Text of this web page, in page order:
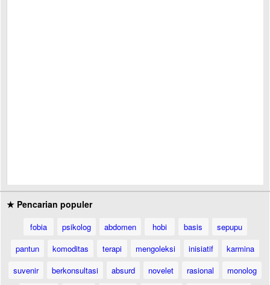
★ Pencarian populer
fobia psikolog abdomen hobi basis
sepupu
pantun
komoditas terapi mengoleksi inisiatif
karmina
suvenir
berkonsultasi absurd novelet rasional
monolog